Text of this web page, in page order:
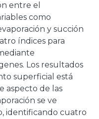
entre el
como
y succión
índices para
Los resultados
superficial está
aspecto de las
se ve
identificando cuatro